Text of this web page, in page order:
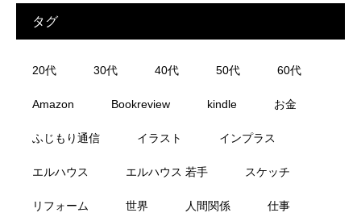
タグ
20代 30代 40代 50代 60代
Amazon Bookreview kindle お金
ふじもり通信 イラスト インプラス
エルハウス エルハウス 若手 スケッチ
リフォーム 世界 人間関係 仕事